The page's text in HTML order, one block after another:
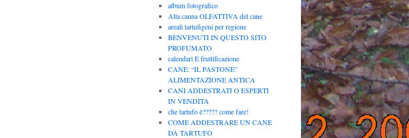
album fotografico
Alla canna OLFATTIVA del cane
areali tartufigeni per regione
BENVENUTI IN QUESTO SITO
PROFUMATO
calendari E fruttificazione
CANE: “IL PASTONE”
ALIMENTAZIONE ANTICA
CANI ADDESTRATI O ESPERTI
IN VENDITA
che tartufo è????? come fare!
COME ADDESTRARE UN CANE
DA TARTUFO